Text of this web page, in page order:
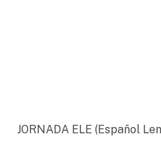
JORNADA ELE (Español